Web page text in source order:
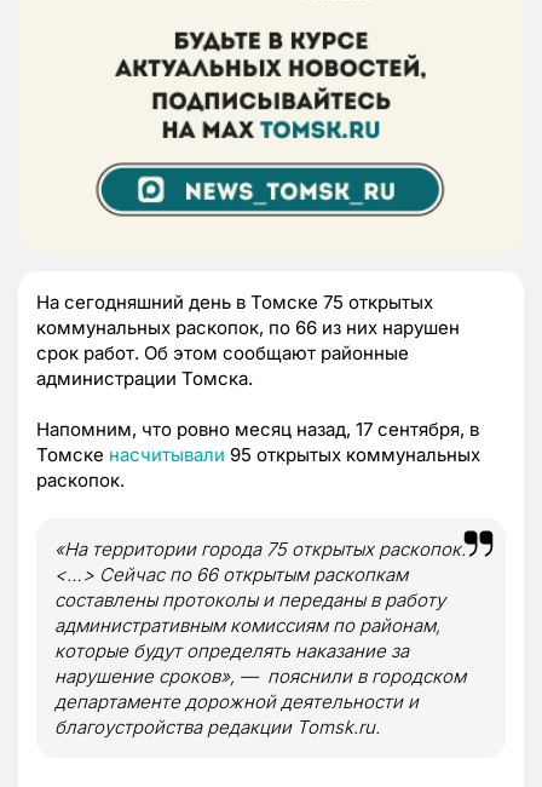
На сегодняшний день в Томске 75 открытых
коммунальных раскопок, по 66 из них нарушен
срок работ. Об этом сообщают районные
администрации Томска.
Напомним, что ровно месяц назад, 17 сентября, в
Томске насчитывали 95 открытых коммунальных
раскопок.
«На территории города 75 открытых раскопок.
<…> Сейчас по 66 открытым раскопкам
составлены протоколы и переданы в работу
административным комиссиям по районам,
которые будут определять наказание за
нарушение сроков», — пояснили в городском
департаменте дорожной деятельности и
благоустройства редакции Tomsk.ru.